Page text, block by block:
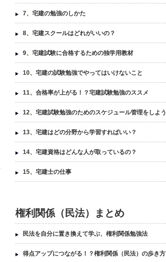
7、宅建の勉強のしかた
8、宅建スクールはどれがいいの？
9、宅建試験に合格するための独学用教材
10、宅建の試験勉強でやってはいけないこと
11、合格率が上がる！？宅建試験勉強のススメ
12、宅建試験勉強のためのスケジュール管理をしよう
13、宅建はどの分野から学習すればいい？
14、宅建資格はどんな人が取っているの？
15、宅建士の仕事
権利関係（民法）まとめ
民法を自分に置き換えて学ぶ、権利関係勉強法
得点アップにつながる！？権利関係（民法）の歩き方